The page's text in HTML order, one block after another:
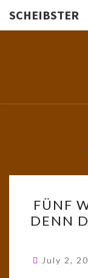
SCHEIBSTER
FÜNF
DENN
July 2,